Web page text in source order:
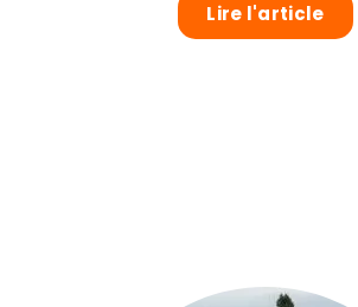
Lire l'article